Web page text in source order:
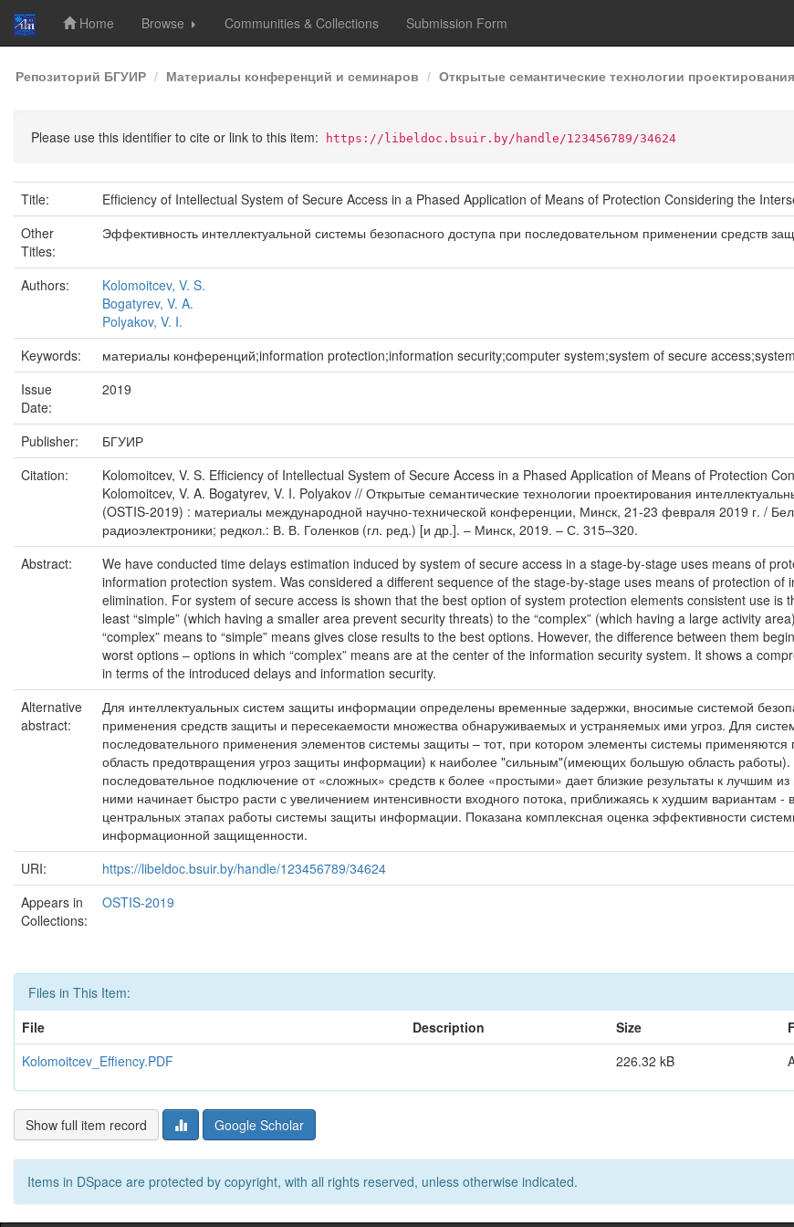
Skip
navigation
Home Browse Communities & Collections Submission Form
Репозиторий БГУИР Материалы конференций и семинаров Открытые семантические технологии
Please use this identifier to cite or link to this item: https://libeldoc.bsuir.by/handle/123456789/34624
Title:
Efﬁciency of Intellectual System of Secure Access in a Phased Application of Means of Protection Considering the
Other
Titles:
Эффективность интеллектуальной системы безопасного доступа при последовательном применении средств
Authors:
Kolomoitcev, V. S.
Bogatyrev, V. A.
Polyakov, V. I.
Keywords:
материалы конференций;information protection;information security;computer system;system of secure
Issue
Date:
2019
Publisher:
БГУИР
Citation:
Kolomoitcev, V. S. Efﬁciency of Intellectual System of Secure Access in a Phased Application of Means of Protection
Kolomoitcev, V. A. Bogatyrev, V. I. Polyakov // Открытые семантические технологии проектирования
(OSTIS-2019) : материалы международной научно-технической конференции, Минск, 21-23 февраля 2019 г. /
радиоэлектроники; редкол.: В. В. Голенков (гл. ред.) [и др.]. – Минск, 2019. – С. 315–320.
Abstract:
We have conducted time delays estimation induced by system of secure access in a stage-by-stage uses means of
information protection system. Was considered a different sequence of the stage-by-stage uses means of protection
elimination. For system of secure access is shown that the best option of system protection elements consistent use
least “simple” (which having a smaller area prevent security threats) to the “complex” (which having a large activity
“complex” means to “simple” means gives close results to the best options. However, the difference between them
worst options – options in which “complex” means are at the center of the information security system. It shows a
in terms of the introduced delays and information security.
Alternative
abstract:
Для интеллектуальных систем защиты информации определены временные задержки, вносимые системой
применения средств защиты и пересекаемости множества обнаруживаемых и устраняемых ими угроз. Для
последовательного применения элементов системы защиты – тот, при котором элементы системы
область предотвращения угроз защиты информации) к наиболее "сильным"(имеющих большую область работы).
последовательное подключение от «сложных» средств к более «простыми» дает близкие результаты к лучшим
ними начинает быстро расти с увеличением интенсивности входного потока, приближаясь к худшим вариантам
центральных этапах работы системы защиты информации. Показана комплексная оценка эффективности
информационной защищенности.
URI:
https://libeldoc.bsuir.by/handle/123456789/34624
Appears in
Collections:
OSTIS-2019
Files in This Item:
File
Description Size
Kolomoitcev_Effiency.PDF
226.32 kB
Show full item record Google Scholar
Items in DSpace are protected by copyright, with all rights reserved, unless otherwise indicated.